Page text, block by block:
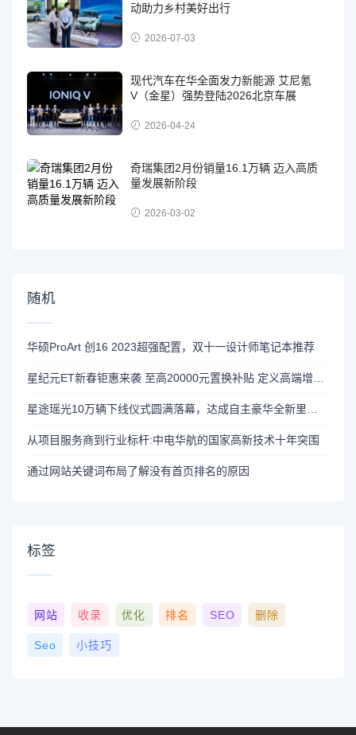
动助力乡村美好出行
2026-07-03
现代汽车在华全面发力新能源 艾尼氪
V（金星）强势登陆2026北京车展
2026-04-24
奇瑞集团2月份销量16.1万辆 迈入高质
量发展新阶段
2026-03-02
随机
华硕ProArt 创16 2023超强配置，双十一设计师笔记本推荐
星纪元ET新春钜惠来袭 至高20000元置换补贴 定义高端增程新标杆
星途瑶光10万辆下线仪式圆满落幕，达成自主豪华全新里程碑
从项目服务商到行业标杆:中电华航的国家高新技术十年突围
通过网站关键词布局了解没有首页排名的原因
标签
网站 收录 优化 排名 SEO 删除
Seo 小技巧